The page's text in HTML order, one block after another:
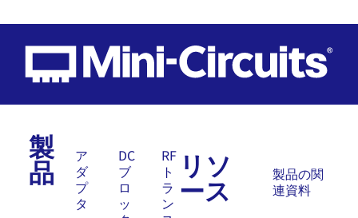
製
品
ア
ダ
プ
タ
DC
ブ
ロ
ッ
RF
ト
ラ
ン
リソ
ース
製品の関
連資料